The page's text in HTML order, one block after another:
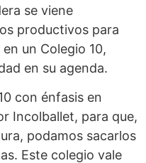
se viene
productivos para
un Colegio 10,
en su agenda.
con énfasis en
Incolballet, para que,
podamos sacarlos
Este colegio vale